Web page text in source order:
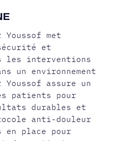
met
et
les interventions
un environnement
assure un
patients pour
durables et
anti-douleur
en place pour